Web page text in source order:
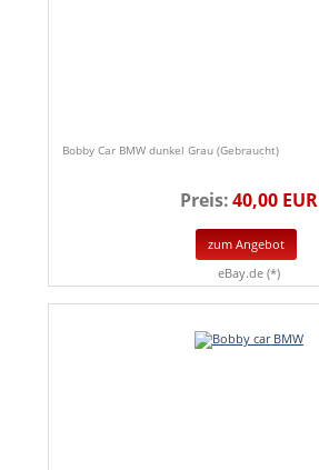
Bobby Car BMW dunkel Grau (Gebraucht)
Preis:40,00 EUR
zum Angebot
eBay.de (*)